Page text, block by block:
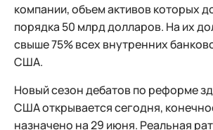
компании, объем активов которых
порядка 50 млрд долларов. На их
свыше 75% всех внутренних
США.
Новый сезон дебатов по реформе
США открывается сегодня,
назначено на 29 июня. Реальная